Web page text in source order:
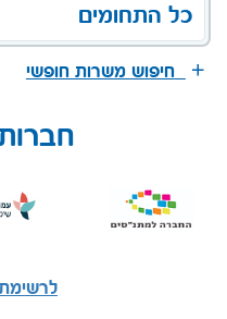
כל התחומים
חיפוש משרות חופשי